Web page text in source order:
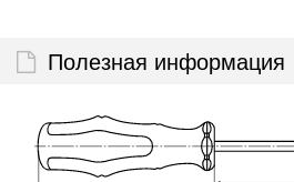
Полезная информация